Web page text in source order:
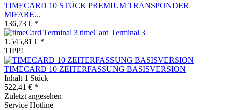
TIMECARD 10 STÜCK PREMIUM TRANSPONDER
MIFARE...
136,73 € *
timeCard Terminal 3
1.545,81 € *
TIPP!
TIMECARD 10 ZEITERFASSUNG BASISVERSION
Inhalt 1 Stück
522,41 € *
Zuletzt angesehen
Service Hotline